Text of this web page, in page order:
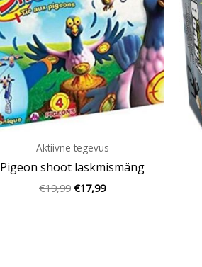
Aktiivne tegevus
Pigeon shoot laskmismäng
€19,99 €17,99